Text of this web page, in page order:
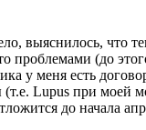
выяснилось, что
проблемами (до
у меня есть
Lupus при моей
до начала